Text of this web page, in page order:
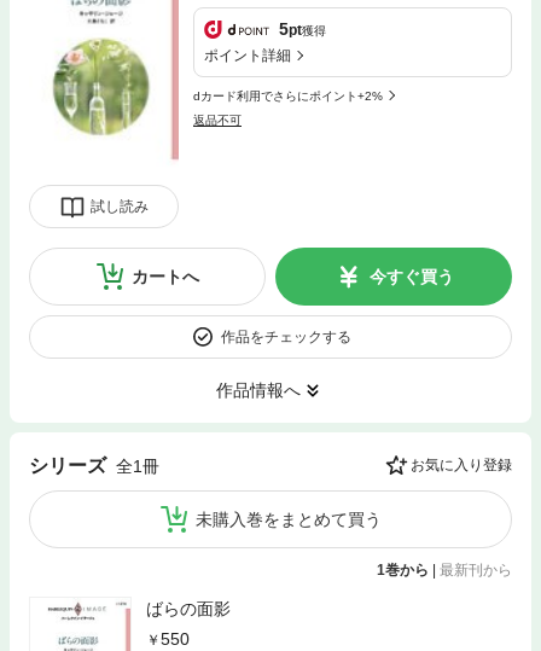
試し読み
5pt獲得
ポイント詳細
dカード利用でさらにポイント+2%
返品不可
カートへ 今すぐ買う
作品をチェックする
作品情報へ
シリーズ 全1冊 お気に入り登録
未購入巻をまとめて買う
1巻から 最新刊から
ばらの面影
550